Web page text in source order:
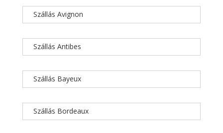
Szállás Avignon
Szállás Antibes
Szállás Bayeux
Szállás Bordeaux